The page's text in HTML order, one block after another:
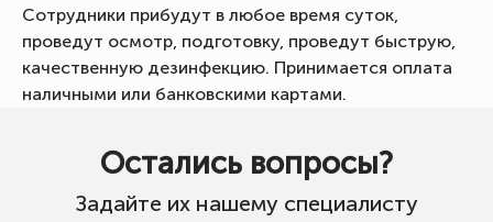
Сотрудники прибудут в любое время суток,
проведут осмотр, подготовку, проведут быструю,
качественную дезинфекцию. Принимается оплата
наличными или банковскими картами.
Остались вопросы?
Задайте их нашему специалисту